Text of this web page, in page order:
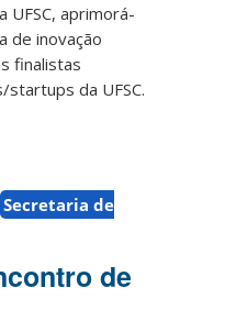
aprimorá-
de inovação
finalistas
da UFSC.
Secretaria de
de